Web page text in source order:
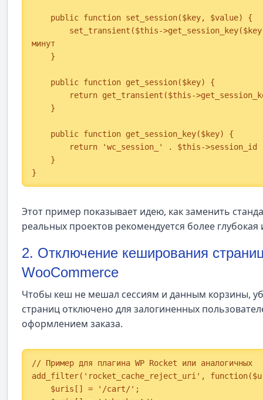
минут
}
Этот пример показывает идею, как заменить
реальных проектов рекомендуется более
2. Отключение кеширования
WooCommerce
Чтобы кеш не мешал сессиям и данным корзины,
страниц отключено для залогиненных
оформлением заказа.
// Пример для плагина WP Rocket или аналогичных
add_filter('rocket_cache_reject_uri',